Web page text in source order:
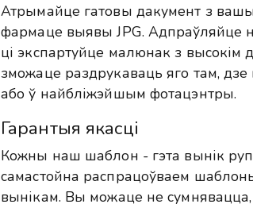
Атрымайце гатовы дакумент з
фармаце выявы JPG. Адпраўляйце
ці экспартуйце малюнак з
зможаце раздрукаваць яго там,
або ў найбліжэйшым фотацэнтры.
Гарантыя якасці
Кожны наш шаблон - гэта вынік
самастойна распрацоўваем
вынікам. Вы можаце не